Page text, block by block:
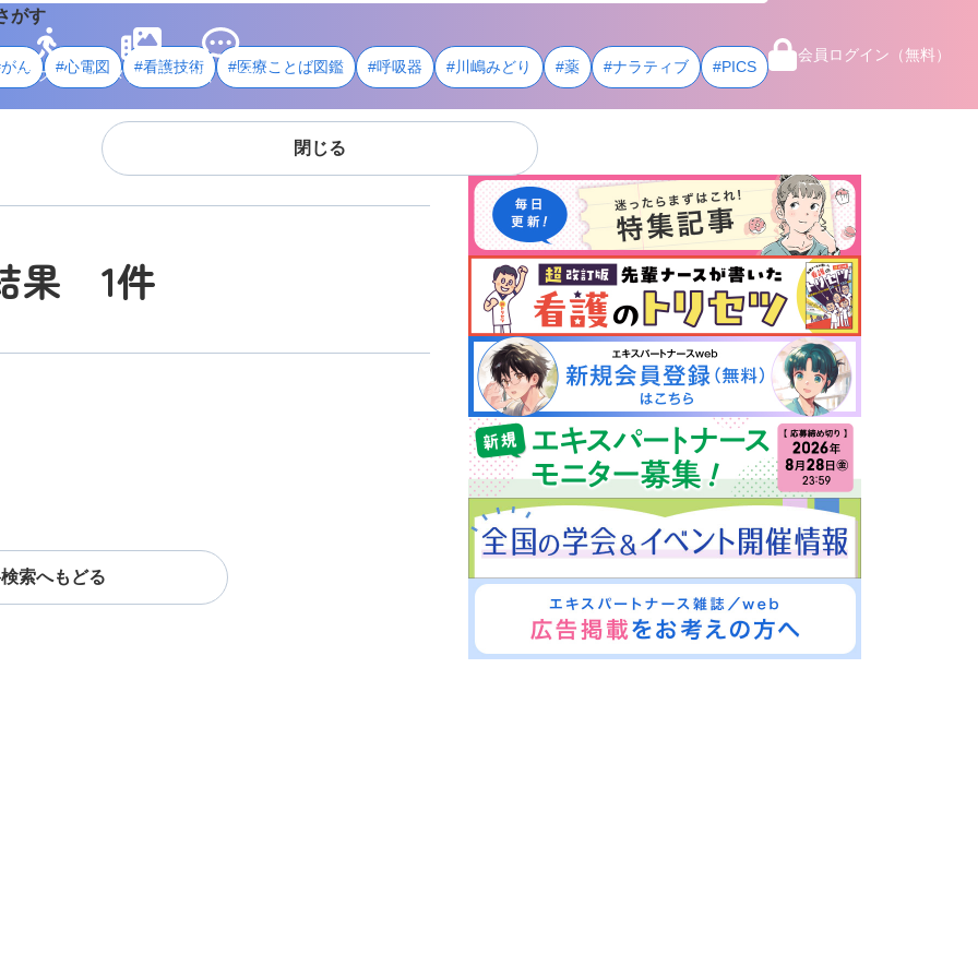
がす
ん #心電図 #看護技術 #医療ことば図鑑 #呼吸器 #川嶋みどり #薬 #ナラティブ #PICS
閉じる
会員ログイン（無料）
イフスタイル
メディア 用語・資料
果 1件
索へもどる